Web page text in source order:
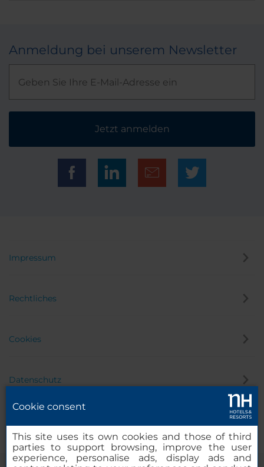
Anmeldung bei unserem Newsletter
Jetzt anmelden
Impressum
Rechtliches
Cookies
Datenschutz
Cookie consent
This site uses its own cookies and those of third
parties to support browsing, improve the user
experience, personalise ads, display ads and